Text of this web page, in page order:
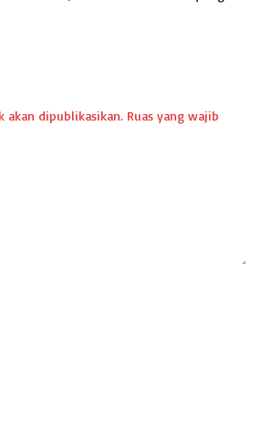
akan dipublikasikan. Ruas yang wajib